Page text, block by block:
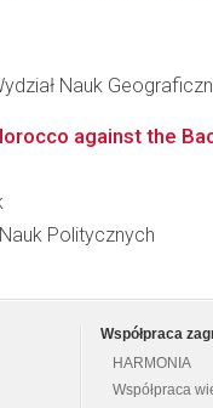
Nauk
against the
Politycznych
Współpraca
HARMONIA
Współpraca